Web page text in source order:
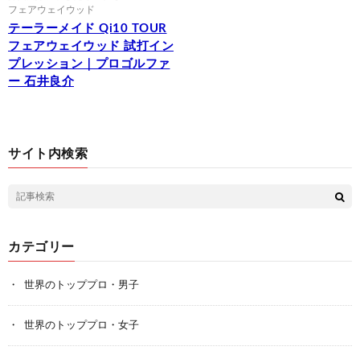
フェアウェイウッド
テーラーメイド Qi10 TOUR
フェアウェイウッド 試打イン
プレッション｜プロゴルファ
ー 石井良介
サイト内検索
カテゴリー
世界のトッププロ・男子
世界のトッププロ・女子